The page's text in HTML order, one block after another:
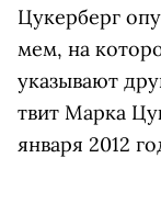
Цукерберг
мем, на
указывают
твит Марка
января 2012